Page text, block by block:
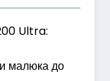
Ultra:
малюка до